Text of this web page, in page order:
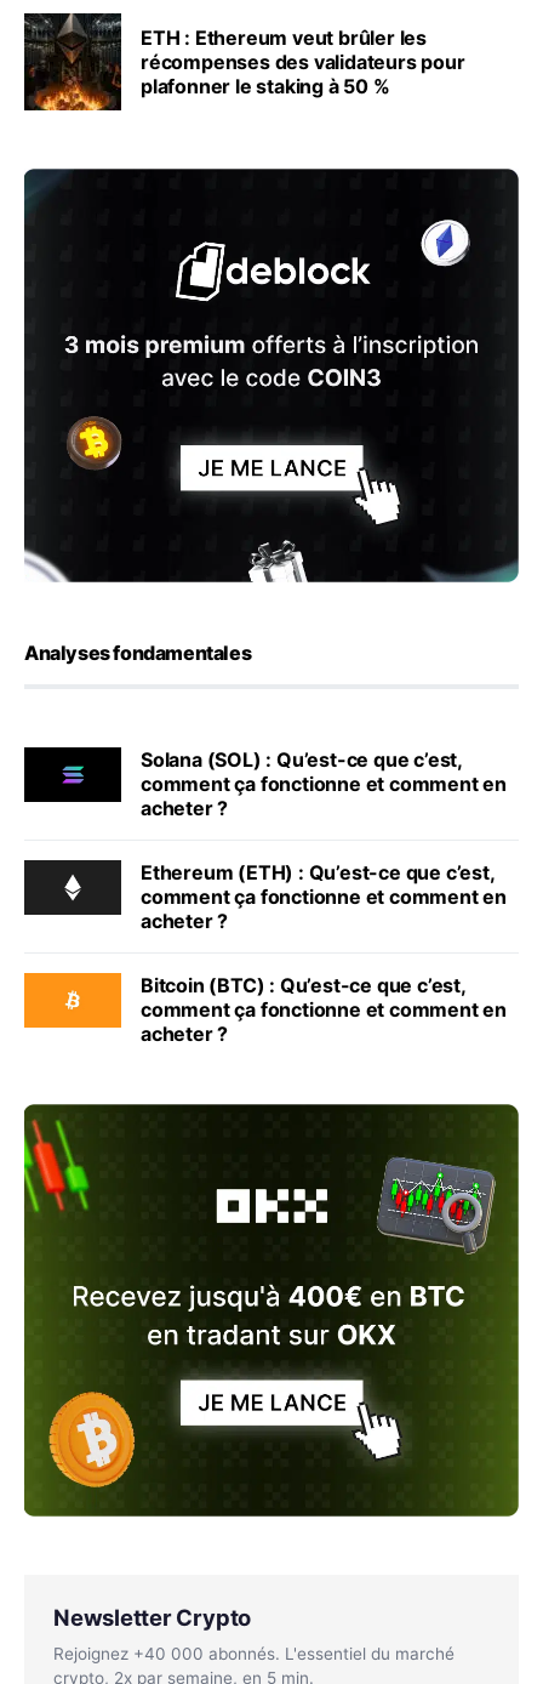
ETH : Ethereum veut brûler les
récompenses des validateurs pour
plafonner le staking à 50 %
Analyses fondamentales
Solana (SOL) : Qu’est-ce que c’est,
comment ça fonctionne et comment en
acheter ?
Ethereum (ETH) : Qu’est-ce que c’est,
comment ça fonctionne et comment en
acheter ?
Bitcoin (BTC) : Qu’est-ce que c’est,
comment ça fonctionne et comment en
acheter ?
Newsletter Crypto
Rejoignez +40 000 abonnés. L'essentiel du marché
crypto, 2x par semaine, en 5 min.